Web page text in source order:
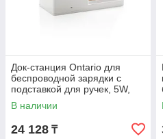
Док-станция Ontario для
беспроводной зарядки с
подставкой для ручек, 5W,
белый; , Длина 15 см.,
ширина 8,1
В наличии
24 128 ₸